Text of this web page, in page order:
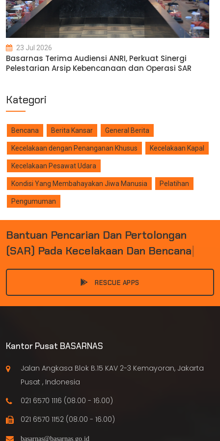
23 Jul 2026
Basarnas Terima Audiensi ANRI, Perkuat Sinergi
Pelestarian Arsip Kebencanaan dan Operasi SAR
Kategori
Bencana Berita Kansar General Berita
Kecelakaan dengan Penanganan Khusus Kecelakaan Kapal
Kecelakaan Pesawat Udara
Kondisi Yang Membahayakan Jiwa Manusia Pelatihan
Pengumuman
BANTUAN PENCARIAN DAN PERTOLONGAN
(SAR) PADA KECELAKAAN DAN BENCANA
RESCUE APPS
Kantor Pusat BASARNAS
Jalan Angkasa Blok B.15 KAV 2-3 Kemayoran, Jakarta
Pusat , Indonesia
021 6570 1116 (08.00 - 16.00)
021 6570 1152 (08.00 - 16.00)